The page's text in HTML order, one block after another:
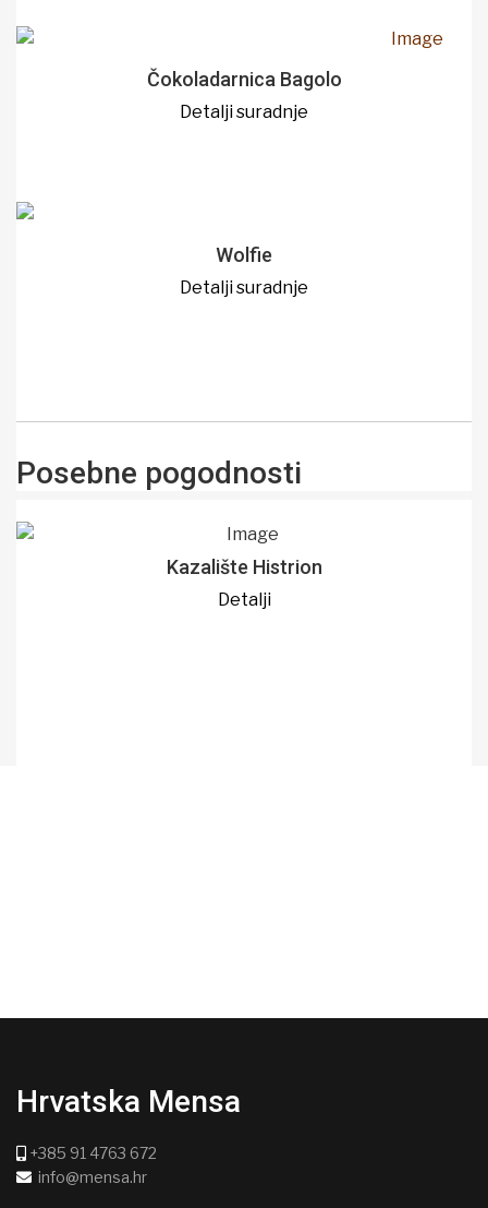
Čokoladarnica Bagolo
Detalji suradnje
Wolfie
Detalji suradnje
Posebne pogodnosti
Kazalište Histrion
Detalji
Hrvatska Mensa
+385 91 4763 672
info@mensa.hr